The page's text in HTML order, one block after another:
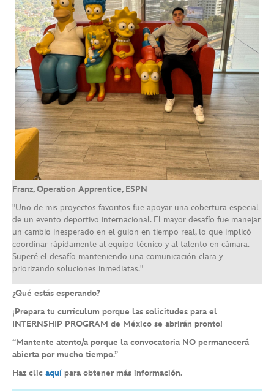
Franz, Operation Apprentice, ESPN
"Uno de mis proyectos favoritos fue apoyar una cobertura especial
de un evento deportivo internacional. El mayor desafío fue manejar
un cambio inesperado en el guion en tiempo real, lo que implicó
coordinar rápidamente al equipo técnico y al talento en cámara.
Superé el desafío manteniendo una comunicación clara y
priorizando soluciones inmediatas."
¿Qué estás esperando?
¡Prepara tu currículum porque las solicitudes para el
INTERNSHIP PROGRAM de México se abrirán pronto!
“Mantente atento/a porque la convocatoria NO permanecerá
abierta por mucho tiempo.”
Haz clic aquí para obtener más información.